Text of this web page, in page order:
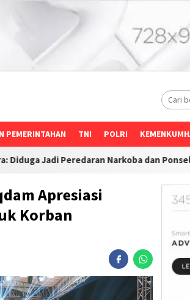
PEMERINTAHAN TNI POLRI
dan Ponsel Desak Investigasi
Apresiasi
Korban